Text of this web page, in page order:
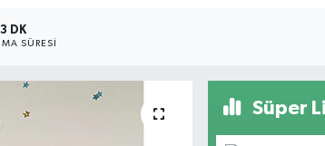
3 DK
SÜRESI
Süper